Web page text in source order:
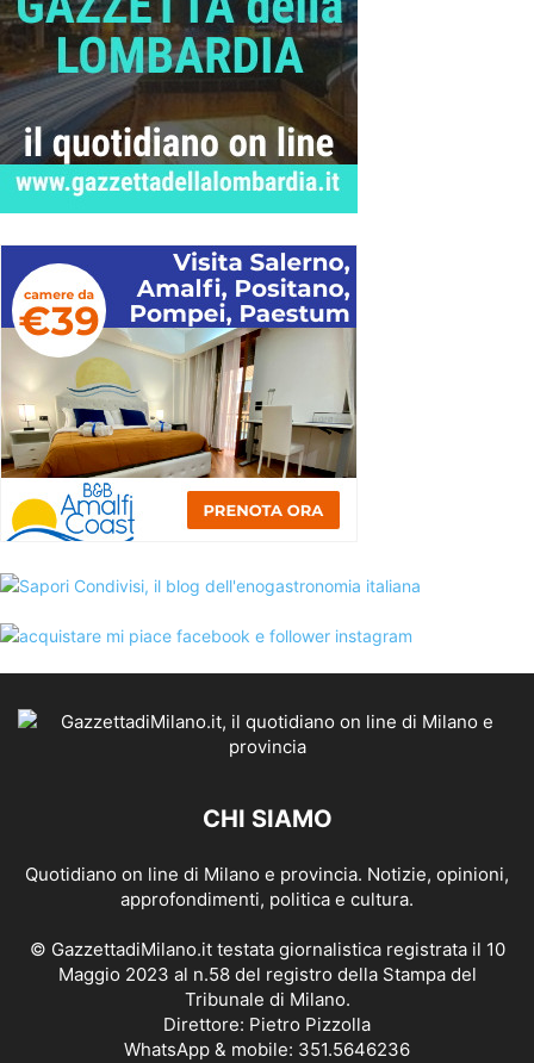
CHI SIAMO
Quotidiano on line di Milano e provincia. Notizie, opinioni,
approfondimenti, politica e cultura.
© GazzettadiMilano.it testata giornalistica registrata il 10
Maggio 2023 al n.58 del registro della Stampa del
Tribunale di Milano.
Direttore: Pietro Pizzolla
WhatsApp & mobile: 351.5646236